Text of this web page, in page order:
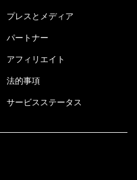
プレスとメディア
パートナー
アフィリエイト
法的事項
サービスステータス